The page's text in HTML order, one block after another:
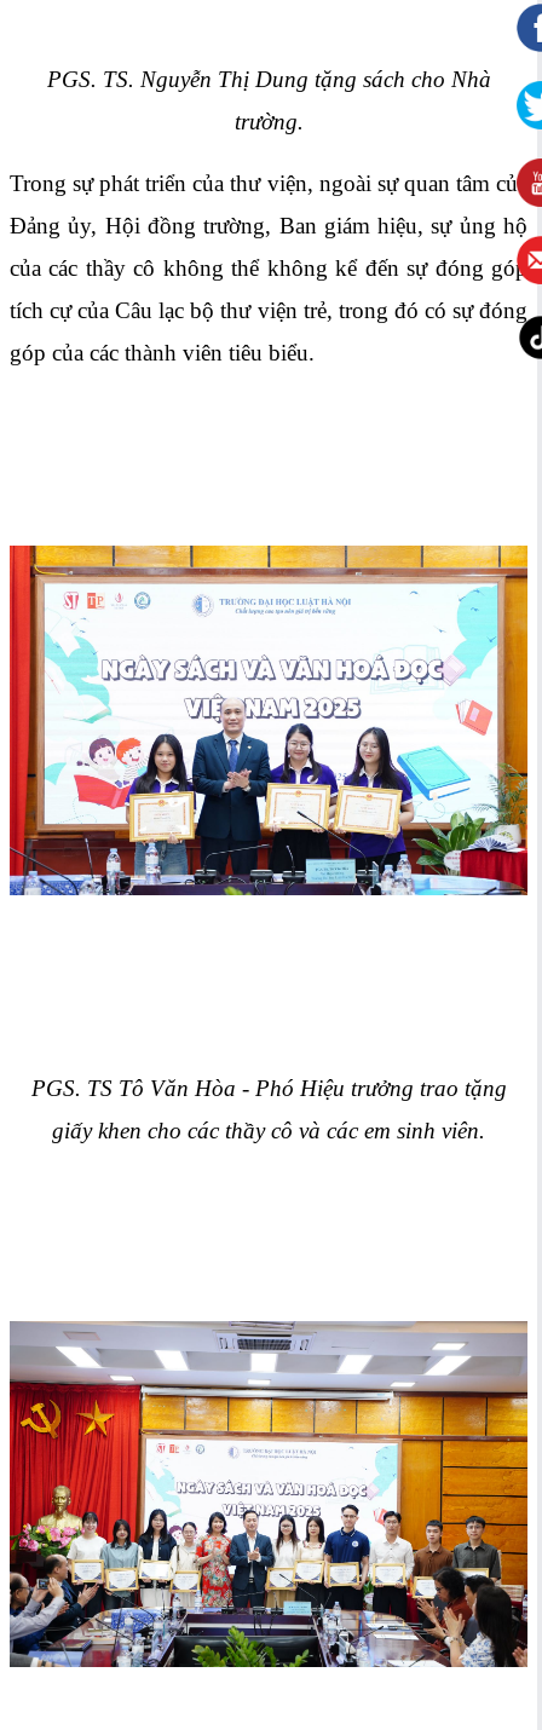
PGS. TS. Nguyễn Thị Dung tặng sách cho Nhà
trường.
Trong sự phát triển của thư viện, ngoài sự quan tâm của
Đảng ủy, Hội đồng trường, Ban giám hiệu, sự ủng hộ
của các thầy cô không thể không kể đến sự đóng góp
tích cự của Câu lạc bộ thư viện trẻ, trong đó có sự đóng
góp của các thành viên tiêu biểu.
PGS. TS Tô Văn Hòa - Phó Hiệu trưởng trao tặng
giấy khen cho các thầy cô và các em sinh viên.